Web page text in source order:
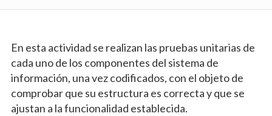
En esta actividad se realizan las pruebas unitarias de
cada uno de los componentes del sistema de
información, una vez codificados, con el objeto de
comprobar que su estructura es correcta y que se
ajustan a la funcionalidad establecida.